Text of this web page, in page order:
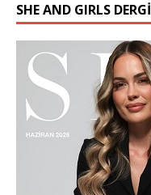
SHE AND GIRLS DERGİ